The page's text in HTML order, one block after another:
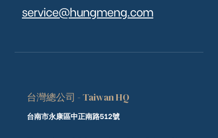
service@hungmeng.com
台灣總公司 - Taiwan HQ
台南市永康區中正南路512號